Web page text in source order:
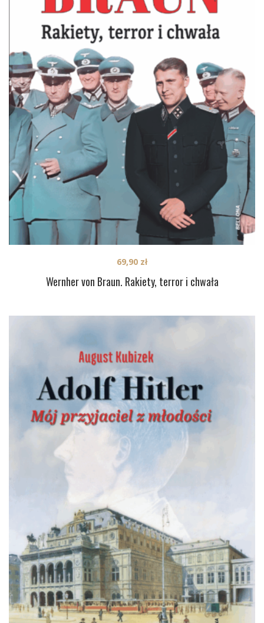
Wernher von Braun. Rakiety, terror i chwała
69,90 zł